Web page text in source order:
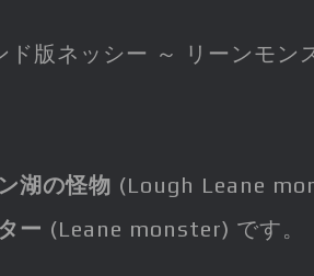
ド版ネッシー ～ リーンモン
湖の怪物 (Lough Leane
ー (Leane monster) です。